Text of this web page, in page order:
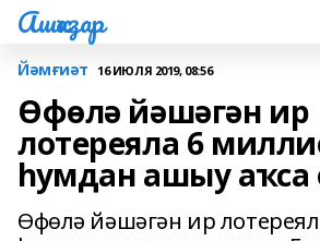
Ашҡаҙар
Йәмғиәт 16 ИЮЛЯ 2019, 08:56
Өфөлә йәшәгән ир
лотереяла 6
һумдан ашыу аҡса
Өфөлә йәшәгән ир